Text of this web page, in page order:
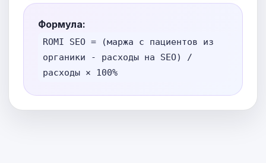
Формула:
ROMI SEO = (маржа с пациентов из
органики - расходы на SEO) /
расходы × 100%